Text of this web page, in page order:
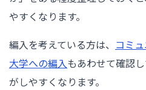
やすくなります。
編入を考えている方は、 コミ
大学への編入もあわせて確認
がしやすくなります。